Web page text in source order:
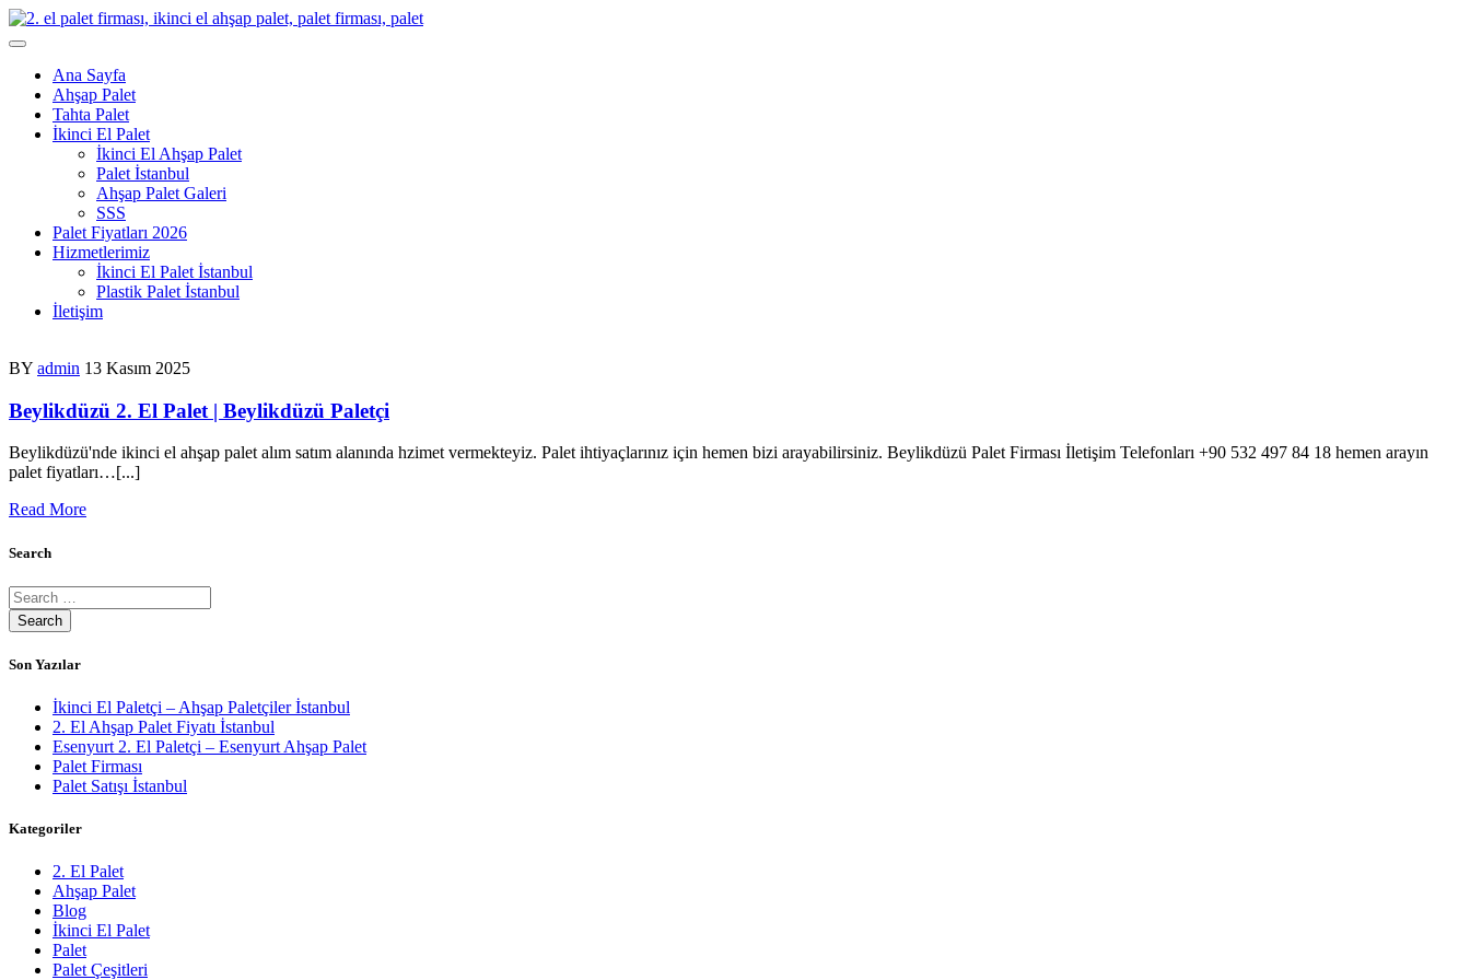
Skip
to
Ana Sayfa
Ahşap Palet
Tahta Palet
İkinci El Palet
İkinci El Ahşap Palet
Palet İstanbul
Ahşap Palet Galeri
SSS
Palet Fiyatları 2026
Hizmetlerimiz
İkinci El Palet İstanbul
Plastik Palet İstanbul
İletişim
BY admin 13 Kasım 2025
Beylikdüzü 2. El Palet | Beylikdüzü Paletçi
Beylikdüzü'nde ikinci el ahşap palet alım satım alanında hzimet vermekteyiz. Palet ihtiyaçlarınız için hemen bizi arayabilirsiniz. Beylikdüzü Palet Firması İletişim Telefonları +90 532 497 84 18 hemen arayın
palet fiyatları…[...]
Read More
Search
Son Yazılar
İkinci El Paletçi – Ahşap Paletçiler İstanbul
2. El Ahşap Palet Fiyatı İstanbul
Esenyurt 2. El Paletçi – Esenyurt Ahşap Palet
Palet Firması
Palet Satışı İstanbul
Kategoriler
2. El Palet
Ahşap Palet
Blog
İkinci El Palet
Palet
Palet Çeşitleri